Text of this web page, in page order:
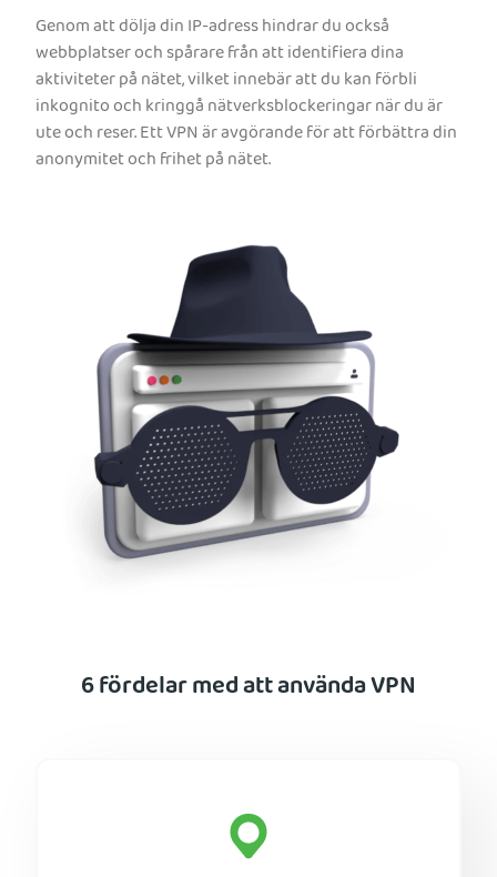
Genom att dölja din IP-adress hindrar du också
webbplatser och spårare från att identifiera dina
aktiviteter på nätet, vilket innebär att du kan förbli
inkognito och kringgå nätverksblockeringar när du är
ute och reser. Ett VPN är avgörande för att förbättra din
anonymitet och frihet på nätet.
6 fördelar med att använda VPN